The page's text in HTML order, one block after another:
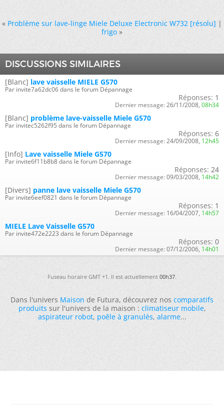
« Problème sur lave-linge Miele Deluxe Electronic W732 [résolu]|
frigo »
DISCUSSIONS SIMILAIRES
[Blanc] lave vaisselle MIELE G570
Par invite7a62dc06 dans le forum Dépannage
Réponses: 1
Dernier message: 26/11/2008, 08h34
[Blanc] problème lave-vaisselle Miele G570
Par invitec5262f95 dans le forum Dépannage
Réponses: 6
Dernier message: 24/09/2008, 12h45
[Info] Lave vaisselle Miele G570
Par invite6f11b8b8 dans le forum Dépannage
Réponses: 24
Dernier message: 09/03/2008, 14h42
[Divers] panne lave vaisselle Miele G570
Par invite6eef0821 dans le forum Dépannage
Réponses: 1
Dernier message: 16/04/2007, 14h57
MIELE Lave Vaisselle G570
Par invite472e2223 dans le forum Dépannage
Réponses: 0
Dernier message: 07/12/2006, 14h01
Fuseau horaire GMT +1. Il est actuellement00h37.
Dans l'universMaisonde Futura, découvrez noscomparatifs
produitssur l'univers de la maison :climatiseur mobile,
aspirateur robot,poêle à granulés,alarme...